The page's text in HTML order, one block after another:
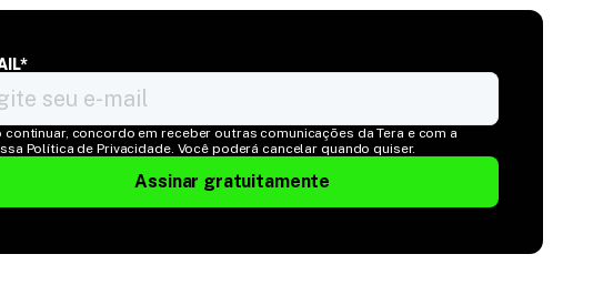
continuar, concordo em receber outras comunicações da Tera e com a
Política de Privacidade. Você poderá cancelar quando quiser.
Assinar gratuitamente